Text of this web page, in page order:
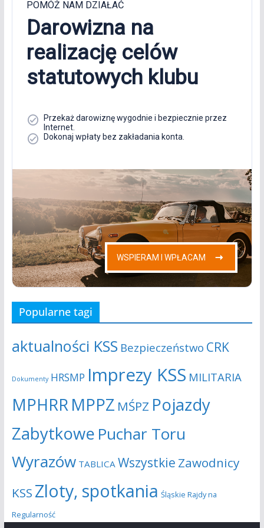
Popularne tagi
aktualności KSS Bezpieczeństwo CRK
Dokumenty HRSMP Imprezy KSS MILITARIA
MPHRRMPPZ MŚPZ Pojazdy
Zabytkowe Puchar Toru
Wyrazów TABLICA Wszystkie Zawodnicy
KSS Zloty, spotkania Śląskie Rajdy na
Regularność